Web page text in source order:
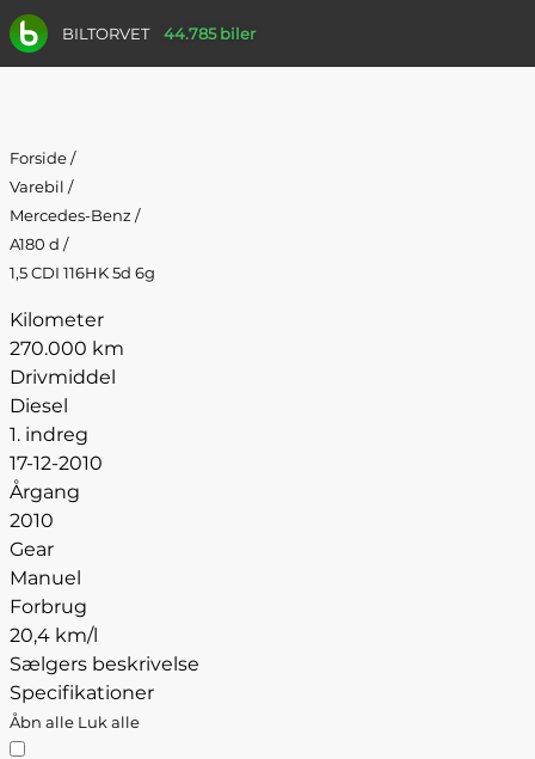
BILTORVET 44.785 biler
Forside/
Varebil /
Mercedes-Benz /
A180 d /
1,5 CDI 116HK 5d 6g
Kilometer
270.000 km
Drivmiddel
Diesel
1. indreg
17-12-2010
Årgang
2010
Gear
Manuel
Forbrug
20,4 km/l
Sælgers beskrivelse
Specifikationer
Åbn alle Luk alle